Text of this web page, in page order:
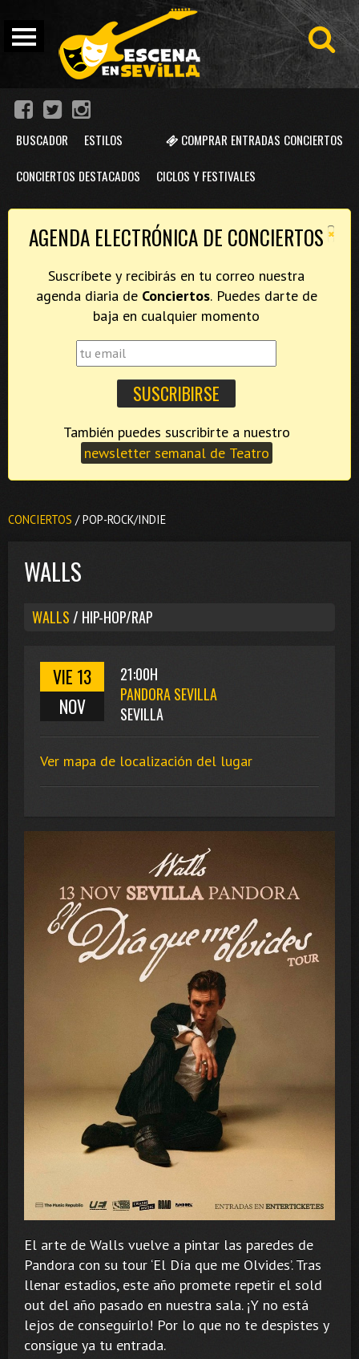
COMPRAR ENTRADAS CONCIERTOS
BUSCADOR ESTILOS
CONCIERTOS DESTACADOS CICLOS Y FESTIVALES
×
AGENDA ELECTRÓNICA DE CONCIERTOS
Suscríbete y recibirás en tu correo nuestra
agenda diaria de Conciertos. Puedes darte de
baja en cualquier momento
newsletter semanal de Teatro
CONCIERTOS / POP-ROCK/INDIE
WALLS
WALLS / HIP-HOP/RAP
VIE 13
NOV
21:00H
PANDORA SEVILLA
SEVILLA
Ver mapa de localización del lugar
El arte de Walls vuelve a pintar las paredes de
Pandora con su tour ‘El Día que me Olvides’. Tras
llenar estadios, este año promete repetir el sold
out del año pasado en nuestra sala. ¡Y no está
lejos de conseguirlo! Por lo que no te despistes y
consigue ya tu entrada.